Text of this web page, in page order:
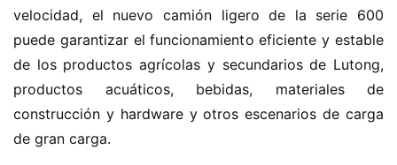
velocidad, el nuevo camión ligero de la serie 600
puede garantizar el funcionamiento eficiente y estable
de los productos agrícolas y secundarios de Lutong,
productos acuáticos, bebidas, materiales de
construcción y hardware y otros escenarios de carga
de gran carga.